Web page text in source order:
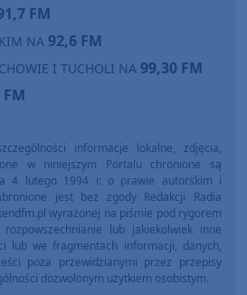
FM
NA 92,6 FM
I TUCHOLI NA 99,30 FM
FM
informacje lokalne, zdjęcia,
w niniejszym Portalu chronione są
4 lutego 1994 r. o prawie autorskim i
jest bez zgody Redakcji Radia
wyrażonej na piśmie pod rygorem
rozpowszechnianie lub jakiekolwiek inne
lub we fragmentach informacji, danych,
poza przewidzianymi przez przepisy
dozwolonym użytkiem osobistym.